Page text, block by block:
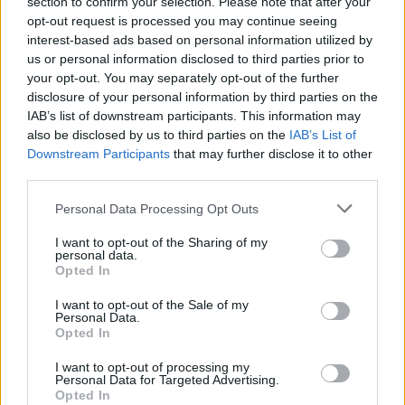
opt-out request is processed you may continue seeing
interest-based ads based on personal information utilized by
us or personal information disclosed to third parties prior to
your opt-out. You may separately opt-out of the further
disclosure of your personal information by third parties on the
IAB’s list of downstream participants. This information may
also be disclosed by us to third parties on the IAB’s List of
Downstream Participants that may further disclose it to other
Please note that this website/app uses one or more Google
not limited to your visit or usage behaviour. You may click to
grant or deny consent to Google and its third-party tags to
use your data for below specified purposes in below Google
consent section.
Personal Data Processing Opt Outs
I want to opt-out of the Sharing of my
personal data.
Opted In
I want to opt-out of the Sale of my
Personal Data.
Opted In
I want to opt-out of processing my
Personal Data for Targeted Advertising.
Opted In
Dave Burd és az urológusa (Paul Urcioli) a Dave
című sorozatban
Megnyerően csinál hülyét magából
sokszor tényleg fárasztó poénkodást a saját
péniszével, és megmutatni, hogyan hatnak ezek a